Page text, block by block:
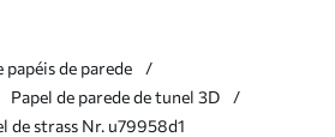
papéis de parede
Papel de parede de tunel 3D
de strass Nr. u79958d1